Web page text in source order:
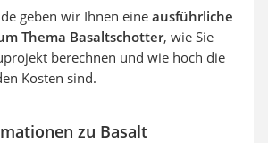
geben wir Ihnen eine ausführliche
Thema Basaltschotter, wie Sie
berechnen und wie hoch die
Kosten sind.
zu Basalt